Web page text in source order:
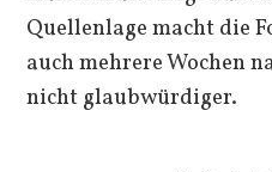
Quellenlage macht die
auch mehrere Wochen
nicht glaubwürdiger.